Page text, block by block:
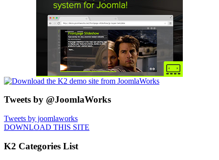
Tweets by @JoomlaWorks
Tweets by joomlaworks
DOWNLOAD THIS SITE
K2 Categories List